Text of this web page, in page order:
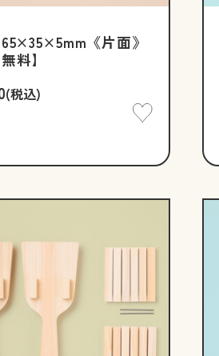
《片面》
料】
(税込)